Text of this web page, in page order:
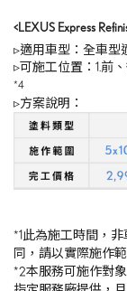
<LEXUS Express
▹適用車型：全車型
▹可施工位置：1.前
*4
▹方案說明：
*1此為施工時間，
同，請以實際施作
*2本服務可施作對